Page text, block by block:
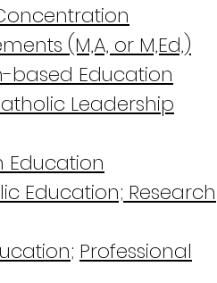
(M,A, or M,Ed,)
based Education
Leadership
Education
Education; Research
; Professional